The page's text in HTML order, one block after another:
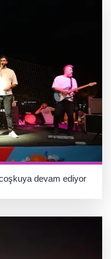
devam ediyor